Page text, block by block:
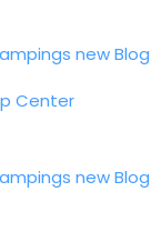
newBlog
Center
newBlog